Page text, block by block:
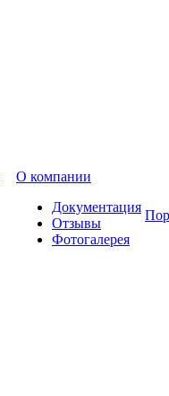
О компании
Документация
Отзывы
Фотогалерея